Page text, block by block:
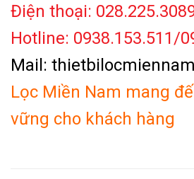
Điện thoại:
Hotline: 0938.153.511/
Mail:
Lọc Miền Nam mang
vững cho khách hàng